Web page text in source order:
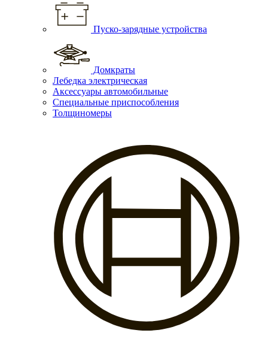
Пуско-зарядные устройства
Домкраты
Лебедка электрическая
Аксессуары автомобильные
Специальные приспособления
Толщиномеры